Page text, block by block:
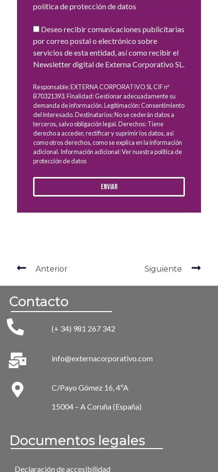
política de protección de datos
Deseo recibir comunicaciones publicitarias
por correo postal o electrónico sobre
servicios de esta entidad, así como recibir el
Newsletter digital de Externa Corporativo SL.
Responsable: EXTERNA CORPORATIVO SL CIF nº
B70321393. Finalidad: Gestionar adecuadamente su
demanda de información. Legitimación: Consentimiento
del interesado. Destinatarios: No se cederán datos a
terceros, salvo obligación legal. Derechos: Tiene
derecho a acceder, rectificar y suprimir los datos, así
como otros derechos, como se explica en la información
adicional. Información adicional: Ver nuestra política de
protección de datos
Enviar
Anterior Siguiente
Contacto
(+ 34) 981 267 342
info@externacorporativo.com
C/Payo Gómez 16, 4ºA
15004 – A Coruña (España)
Documentos legales
Declaración de accesibilidad